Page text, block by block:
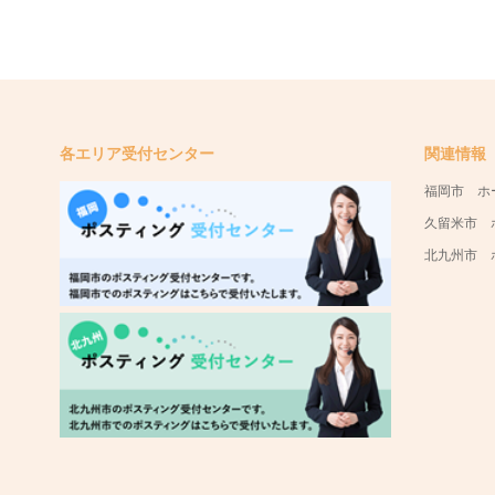
各エリア受付センター 関連情報
福岡市 ホ
久留米市
北九州市